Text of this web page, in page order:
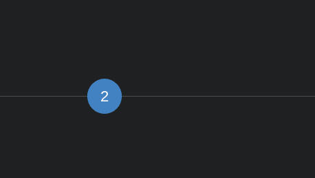
2